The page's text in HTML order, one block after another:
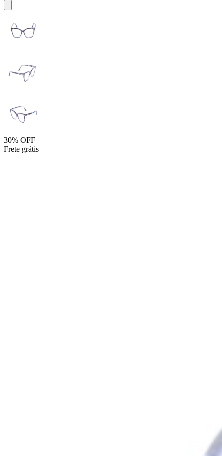
30% OFF
Frete grátis